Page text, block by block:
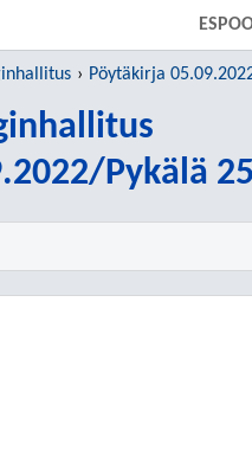
Pöytäkirja
Pykälä